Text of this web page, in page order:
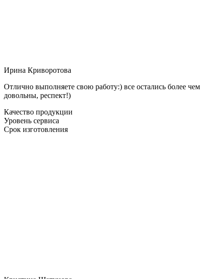
Ирина Криворотова
Отлично выполняете свою работу:) все остались более чем
довольны, респект!)
Качество продукции
Уровень сервиса
Срок изготовления